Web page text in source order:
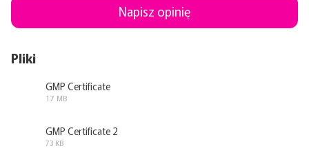
Napisz opinię
Pliki
GMP Certificate
1.7 MB
GMP Certificate 2
73 KB